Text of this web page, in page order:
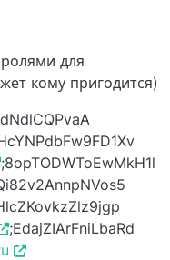
для
кому пригодится)
;8opTODWToEwMkH1l
;EdajZIArFniLbaRd